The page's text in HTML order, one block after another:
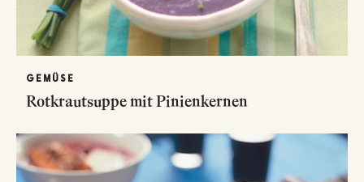
GEMÜSE
Rotkrautsuppe mit Pinienkernen